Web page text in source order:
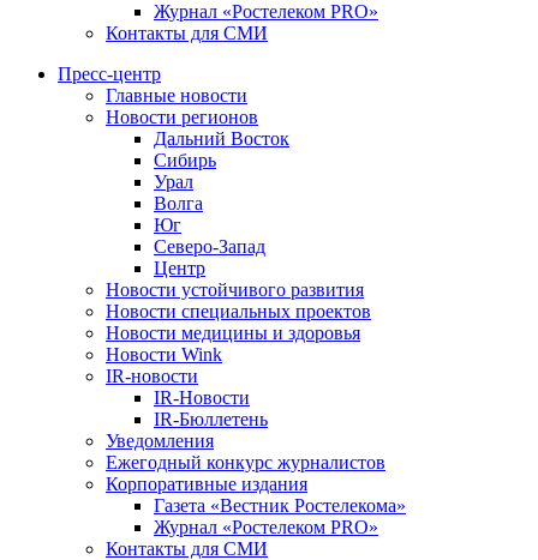
Журнал «Ростелеком PRO»
Контакты для СМИ
Пресс-центр
Главные новости
Новости регионов
Дальний Восток
Сибирь
Урал
Волга
Юг
Северо-Запад
Центр
Новости устойчивого развития
Новости специальных проектов
Новости медицины и здоровья
Новости Wink
IR-новости
IR-Новости
IR-Бюллетень
Уведомления
Ежегодный конкурс журналистов
Корпоративные издания
Газета «Вестник Ростелекома»
Журнал «Ростелеком PRO»
Контакты для СМИ